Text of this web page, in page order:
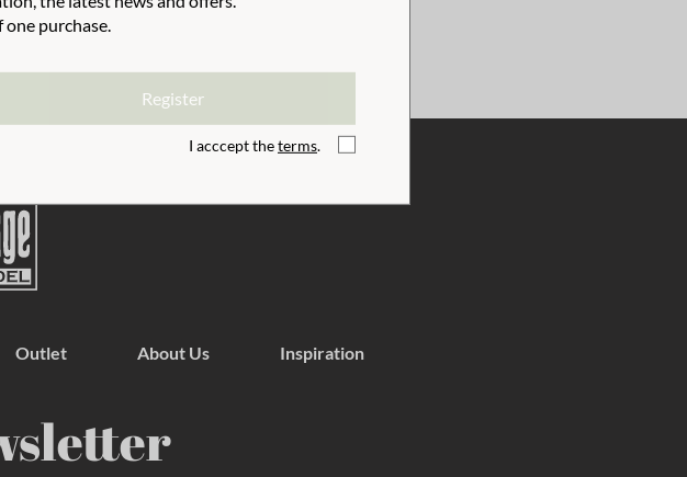
Outlet About Us Inspiration
purchase.
Register
I acccept theterms.